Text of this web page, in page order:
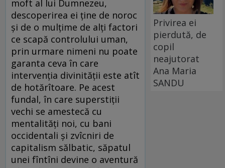
moft al lui Dumnezeu,
descoperirea ei ţine de noroc
şi de o mulţime de alţi factori
ce scapă controlului uman,
prin urmare nimeni nu poate
garanta ceva în care
intervenţia divinităţii este atît
de hotărîtoare. Pe acest
fundal, în care superstiţii
vechi se amestecă cu
mentalităţi noi, cu bani
occidentali şi zvîcniri de
capitalism sălbatic, săpatul
unei fîntîni devine o aventură
Privirea ei
pierdută, de
copil
neajutorat
Ana Maria
SANDU